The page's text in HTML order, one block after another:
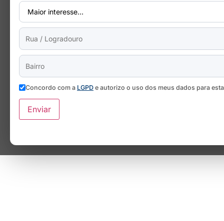
Concordo com a LGPD e autorizo o uso dos meus dados para
Enviar